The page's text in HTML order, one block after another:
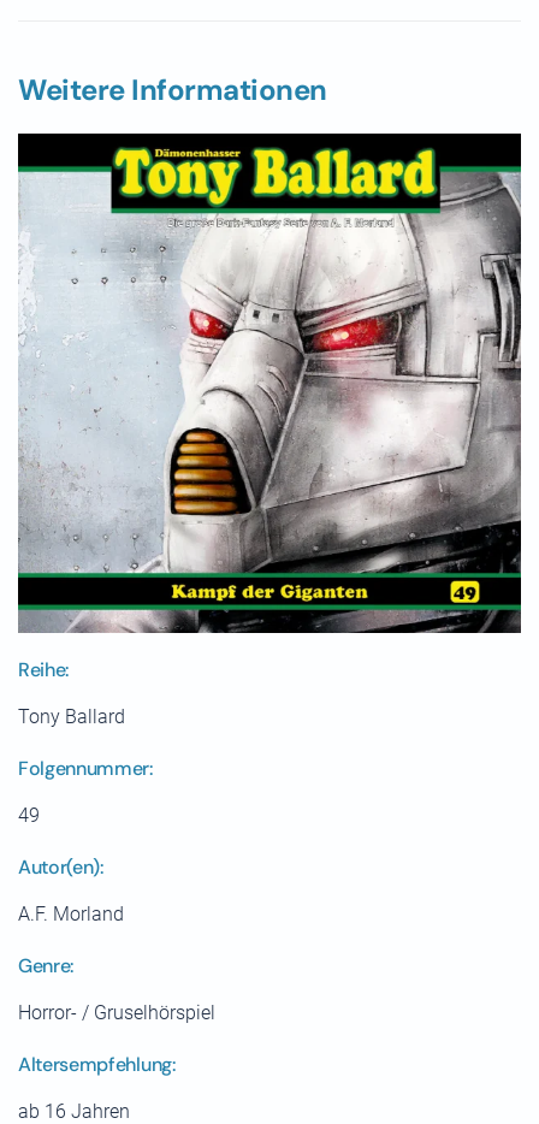
Weitere Informationen
Reihe:
Tony Ballard
Folgennummer:
49
Autor(en):
A.F. Morland
Genre:
Horror- / Gruselhörspiel
Altersempfehlung:
ab 16 Jahren